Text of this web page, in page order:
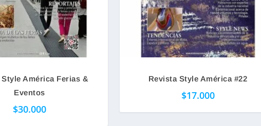
América Ferias &
Eventos
$30.000
Revista Style América #22
$17.000